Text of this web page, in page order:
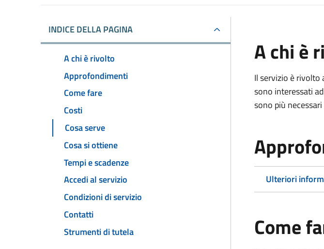
INDICE DELLA PAGINA
A chi è rivolto
Approfondimenti
Come fare
Costi
Cosa serve
Cosa si ottiene
Tempi e scadenze
Accedi al servizio
Condizioni di servizio
Contatti
Strumenti di tutela
A chi è
Il servizio è rivolto
sono interessati
sono più
Ulteriori
Come